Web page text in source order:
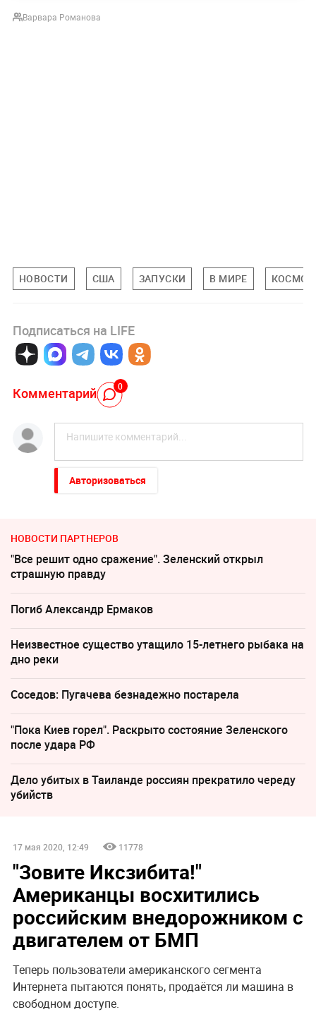
Варвара Романова
НОВОСТИ США ЗАПУСКИ В МИРЕ КОСМОС
Подписаться на LIFE
Комментарий 0
Авторизоваться
НОВОСТИ ПАРТНЕРОВ
"Все решит одно сражение". Зеленский открыл
страшную правду
Погиб Александр Ермаков
Неизвестное существо утащило 15-летнего рыбака на
дно реки
Соседов: Пугачева безнадежно постарела
"Пока Киев горел". Раскрыто состояние Зеленского
после удара РФ
Дело убитых в Таиланде россиян прекратило череду
убийств
17 мая 2020, 12:49 11778
"Зовите Иксзибита!"
Американцы восхитились
российским внедорожником с
двигателем от БМП
Теперь пользователи американского сегмента
Интернета пытаются понять, продаётся ли машина в
свободном доступе.